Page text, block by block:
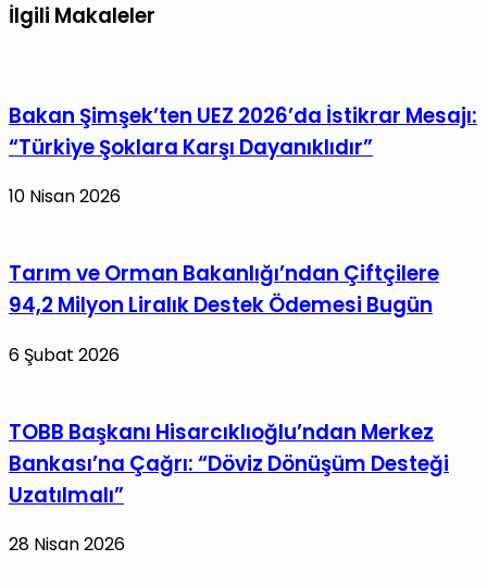
Süper
Lig’e
yenişemedi:
galibiyet
hasreti
İlgili Makaleler
Bakan Şimşek’ten UEZ 2026’da İstikrar Mesajı:
“Türkiye Şoklara Karşı Dayanıklıdır”
10 Nisan 2026
Tarım ve Orman Bakanlığı’ndan Çiftçilere
94,2 Milyon Liralık Destek Ödemesi Bugün
6 Şubat 2026
TOBB Başkanı Hisarcıklıoğlu’ndan Merkez
Bankası’na Çağrı: “Döviz Dönüşüm Desteği
Uzatılmalı”
28 Nisan 2026